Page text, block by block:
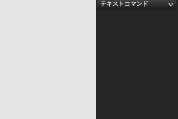
テキストコマンド